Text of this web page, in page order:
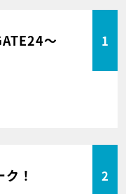
～ 1
！ 2